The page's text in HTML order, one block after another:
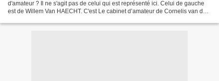
d'amateur ? Il ne s'agit pas de celui qui est représenté ici. Celui de gauche
est de Willem Van HAECHT. C'est Le cabinet d’amateur de Cornelis van der